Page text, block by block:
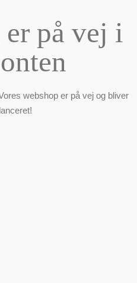
på vej i
webshop er på vej og bliver